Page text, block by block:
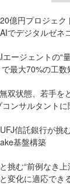
億円プロジェ
でデジタルゼネ
エージェントの“
で最大70%の工数
双状態、若手を
ンサルタントに
信託銀行が挑
基盤構築
挑む“前例なき
変化に適応でき